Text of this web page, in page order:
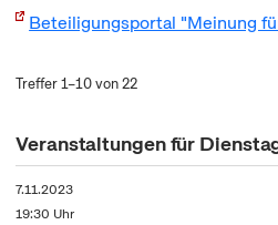
Beteiligungsportal "Meinung
Treffer 1–10 von 22
Veranstaltungen für
7.11.2023
19:30 Uhr